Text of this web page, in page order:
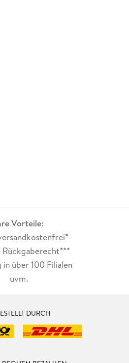
Vorteile:
Rückgaberecht***
über 100 Filialen
uvm.
DURCH